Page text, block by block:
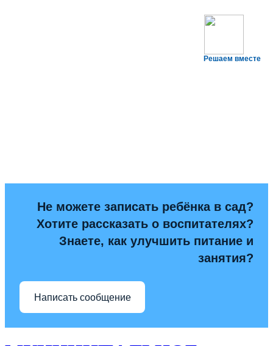
Решаем вместе
Не можете записать ребёнка в сад?
Хотите рассказать о воспитателях?
Знаете, как улучшить питание и
занятия?
Написать сообщение